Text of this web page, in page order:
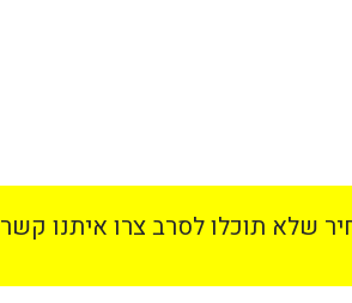
שלא תוכלו לסרב צרו איתנו קשר